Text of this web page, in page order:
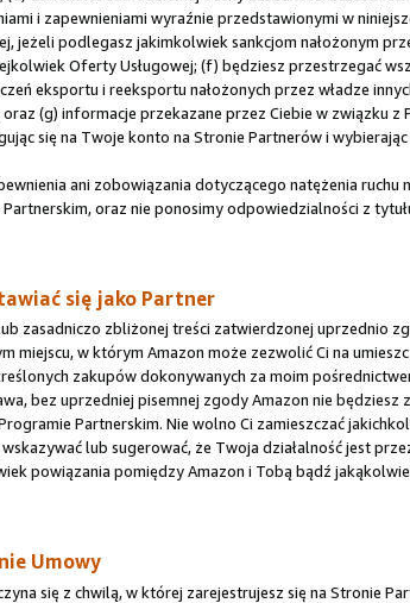
i zapewnieniami wyraźnie przedstawionymi w
jeżeli podlegasz jakimkolwiek sankcjom nałożonym
Oferty Usługowej; (f) będziesz przestrzegać
eksportu i reeksportu nałożonych przez władze
(g) informacje przekazane przez Ciebie w związku
się na Twoje konto na Stronie Partnerów i
ani zobowiązania dotyczącego natężenia
oraz nie ponosimy odpowiedzialności z
się jako Partner
zasadniczo zbliżonej treści zatwierdzonej uprzednio
miejscu, w którym Amazon może zezwolić Ci na
zakupów dokonywanych za moim
bez uprzedniej pisemnej zgody Amazon nie
Partnerskim. Nie wolno Ci zamieszczać
lub sugerować, że Twoja działalność jest
powiązania pomiędzy Amazon i Tobą bądź
Umowy
się z chwilą, w której zarejestrujesz się na Stronie